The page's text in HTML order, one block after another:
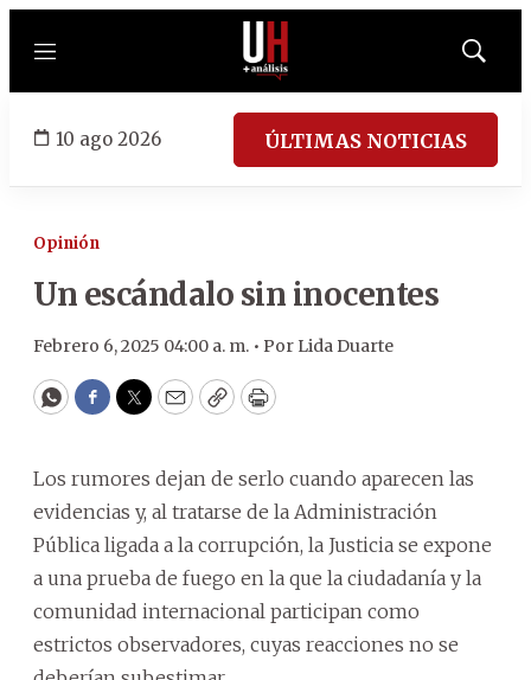
Menú
Mostrar
10 ago 2026 ÚLTIMAS NOTICIAS
Opinión
Un escándalo sin inocentes
Febrero 6, 2025 04:00 a. m. • Por Lida Duarte
WhatsApp
Facebook
Twitter
EmailCopyPrint
Los rumores dejan de serlo cuando aparecen las
evidencias y, al tratarse de la Administración
Pública ligada a la corrupción, la Justicia se expone
a una prueba de fuego en la que la ciudadanía y la
comunidad internacional participan como
estrictos observadores, cuyas reacciones no se